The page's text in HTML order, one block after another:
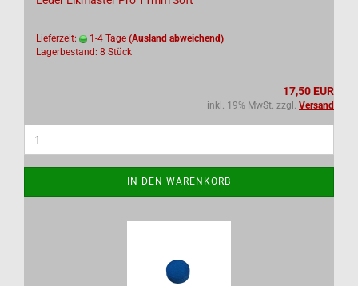
Lieferzeit: 1-4 Tage (Ausland abweichend)
Lagerbestand: 8 Stück
17,50 EUR
inkl. 19% MwSt. zzgl. Versand
IN DEN WARENKORB